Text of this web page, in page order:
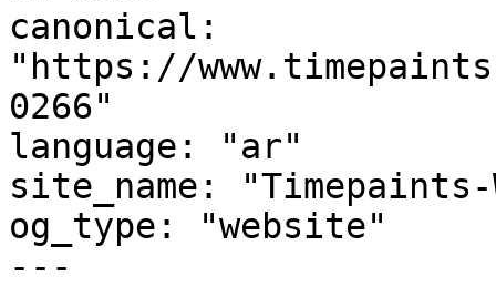
canonical:
"https://
0266"
language: "ar"
site_name:
og_type: "website"
---